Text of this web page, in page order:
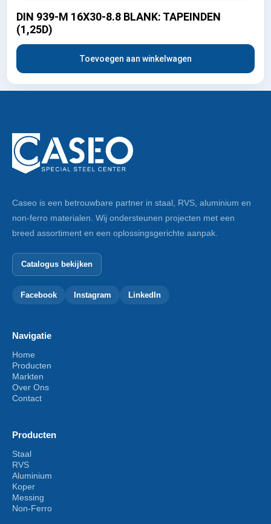
DIN 939-M 16X30-8.8 BLANK: TAPEINDEN
(1,25D)
Toevoegen aan winkelwagen
Caseo is een betrouwbare partner in staal, RVS, aluminium en
non-ferro materialen. Wij ondersteunen projecten met een
breed assortiment en een oplossingsgerichte aanpak.
Catalogus bekijken
Facebook Instagram LinkedIn
Navigatie
Home
Producten
Markten
Over Ons
Contact
Producten
Staal
RVS
Aluminium
Koper
Messing
Non-Ferro